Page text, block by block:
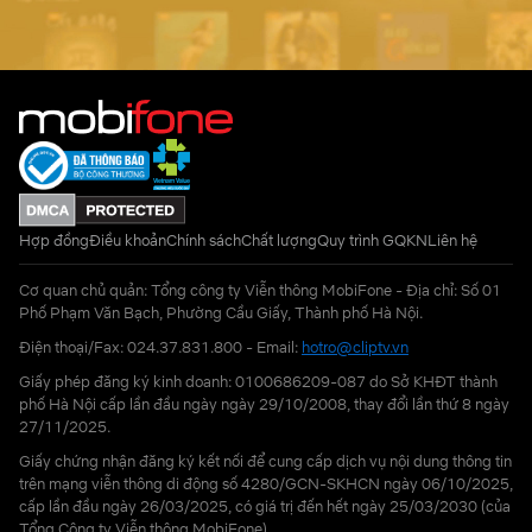
Hợp đồngĐiều khoảnChính sáchChất lượngQuy trình GQKNLiên hệ
Cơ quan chủ quản: Tổng công ty Viễn thông MobiFone - Địa chỉ: Số 01
Phố Phạm Văn Bạch, Phường Cầu Giấy, Thành phố Hà Nội.
Điện thoại/Fax: 024.37.831.800 - Email: hotro@cliptv.vn
Giấy phép đăng ký kinh doanh: 0100686209-087 do Sở KHĐT thành
phố Hà Nội cấp lần đầu ngày ngày 29/10/2008, thay đổi lần thứ 8 ngày
27/11/2025.
Giấy chứng nhận đăng ký kết nối để cung cấp dịch vụ nội dung thông tin
trên mạng viễn thông di động số 4280/GCN-SKHCN ngày 06/10/2025,
cấp lần đầu ngày 26/03/2025, có giá trị đến hết ngày 25/03/2030 (của